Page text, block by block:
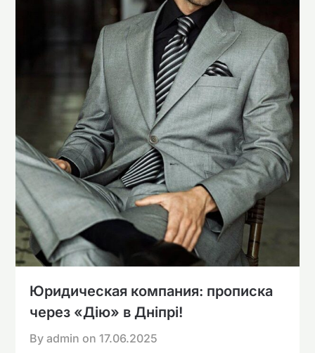
Юридическая компания: прописка
через «Дію» в Дніпрі!
By admin on17.06.2025